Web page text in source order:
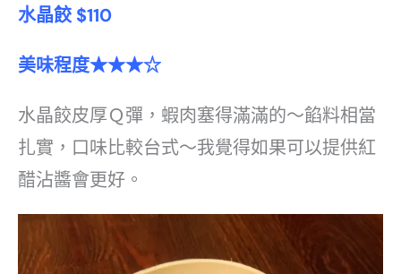
水晶餃 $110
美味程度★★★☆
水晶餃皮厚Ｑ彈，蝦肉塞得滿滿的～餡料相當
扎實，口味比較台式～我覺得如果可以提供紅
醋沾醬會更好。